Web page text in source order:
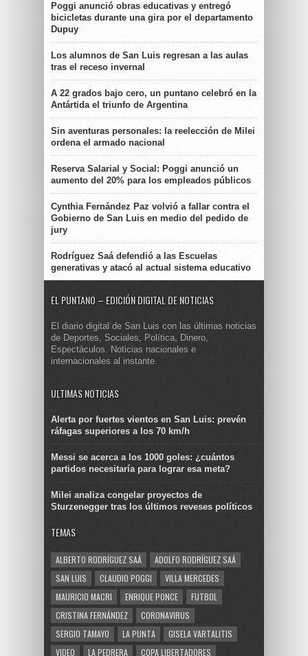
Poggi anunció obras educativas y entregó
bicicletas durante una gira por el departamento
Dupuy
Los alumnos de San Luis regresan a las aulas
tras el receso invernal
A 22 grados bajo cero, un puntano celebró en la
Antártida el triunfo de Argentina
Sin aventuras personales: la reelección de Milei
ordena el armado nacional
Reserva Salarial y Social: Poggi anunció un
aumento del 20% para los empleados públicos
Cynthia Fernández Paz volvió a fallar contra el
Gobierno de San Luis en medio del pedido de
jury
Rodríguez Saá defendió a las Escuelas
generativas y atacó al actual sistema educativo
EL PUNTANO – EDICIÓN DIGITAL DE NOTICIAS
El diario digital de San Luis con las últimas noticias
de Deportes, Sociales, Política, Dinero,
Espectáculos. Noticias nacionales e
internacionales al instante.
ULTIMAS NOTICIAS
Alerta por fuertes vientos en San Luis: prevén
ráfagas superiores a los 70 km/h
Messi se acerca a los 1000 goles: ¿cuántos
partidos necesitaría para lograr esa meta?
Milei analiza congelar proyectos de
Sturzenegger tras los últimos reveses políticos
TEMAS
ALBERTO RODRÍGUEZ SAÁ
ADOLFO RODRÍGUEZ SAÁ
SAN LUIS
CLAUDIO POGGI
VILLA MERCEDES
MAURICIO MACRI
ENRIQUE PONCE
FUTBOL
CRISTINA FERNÁNDEZ
CORONAVIRUS
SERGIO TAMAYO
LA PUNTA
GISELA VARTALITIS
VIDEO
LA PEDRERA COPA LIBERTADORES